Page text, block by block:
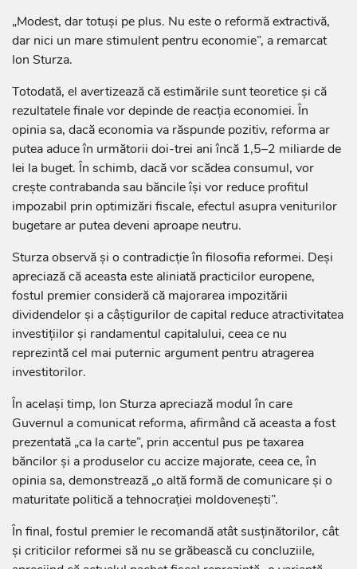
„Modest, dar totuși pe plus. Nu este o reformă extractivă,
dar nici un mare stimulent pentru economie”, a remarcat
Ion Sturza.
Totodată, el avertizează că estimările sunt teoretice și că
rezultatele finale vor depinde de reacția economiei. În
opinia sa, dacă economia va răspunde pozitiv, reforma ar
putea aduce în următorii doi-trei ani încă 1,5–2 miliarde de
lei la buget. În schimb, dacă vor scădea consumul, vor
crește contrabanda sau băncile își vor reduce profitul
impozabil prin optimizări fiscale, efectul asupra veniturilor
bugetare ar putea deveni aproape neutru.
Sturza observă și o contradicție în filosofia reformei. Deși
apreciază că aceasta este aliniată practicilor europene,
fostul premier consideră că majorarea impozitării
dividendelor și a câștigurilor de capital reduce atractivitatea
investițiilor și randamentul capitalului, ceea ce nu
reprezintă cel mai puternic argument pentru atragerea
investitorilor.
În același timp, Ion Sturza apreciază modul în care
Guvernul a comunicat reforma, afirmând că aceasta a fost
prezentată „ca la carte”, prin accentul pus pe taxarea
băncilor și a produselor cu accize majorate, ceea ce, în
opinia sa, demonstrează „o altă formă de comunicare și o
maturitate politică a tehnocrației moldovenești”.
În final, fostul premier le recomandă atât susținătorilor, cât
și criticilor reformei să nu se grăbească cu concluziile,